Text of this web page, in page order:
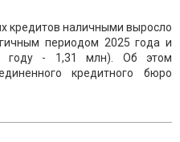
кредитов наличными выросло
периодом 2025 года и
году - 1,31 млн). Об этом
кредитного бюро